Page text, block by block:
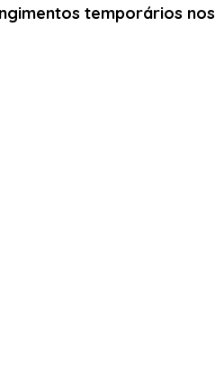
temporários